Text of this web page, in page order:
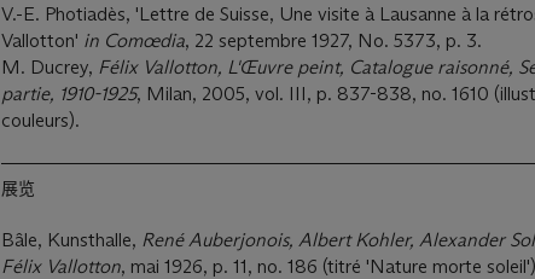
V.-E. Photiadès, 'Lettre de Suisse, Une visite à Lausanne à la
Vallotton' in Comœdia, 22 septembre 1927, No. 5373, p. 3.
M. Ducrey, Félix Vallotton, L'Œuvre peint, Catalogue raisonné,
partie, 1910-1925, Milan, 2005, vol. III, p. 837-838, no. 1610
couleurs).
展览
Bâle, Kunsthalle, René Auberjonois, Albert Kohler, Alexander
Félix Vallotton, mai 1926, p. 11, no. 186 (titré 'Nature morte